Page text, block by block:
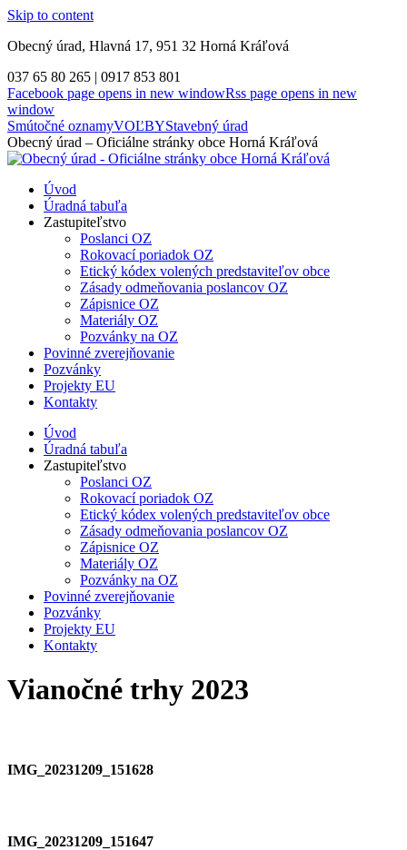
Skip to content
Obecný úrad, Hlavná 17, 951 32 Horná Kráľová
037 65 80 265 | 0917 853 801
Facebook page opens in new windowRss page opens in new
window
Smútočné oznamyVOĽBYStavebný úrad
Obecný úrad – Oficiálne stránky obce Horná Kráľová
Úvod
Úradná tabuľa
Zastupiteľstvo
Poslanci OZ
Rokovací poriadok OZ
Etický kódex volených predstaviteľov obce
Zásady odmeňovania poslancov OZ
Zápisnice OZ
Materiály OZ
Pozvánky na OZ
Povinné zverejňovanie
Pozvánky
Projekty EU
Kontakty
Úvod
Úradná tabuľa
Zastupiteľstvo
Poslanci OZ
Rokovací poriadok OZ
Etický kódex volených predstaviteľov obce
Zásady odmeňovania poslancov OZ
Zápisnice OZ
Materiály OZ
Pozvánky na OZ
Povinné zverejňovanie
Pozvánky
Projekty EU
Kontakty
Vianočné trhy 2023
IMG_20231209_151628
IMG_20231209_151647